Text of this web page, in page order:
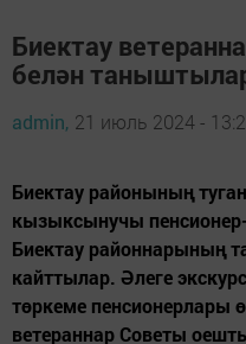
Биектау
белән
admin, 21 июль 2024 -
Биектау районының
кызыксынучы
Биектау районнарының
кайттылар. Әлеге
төркеме пенсионерлары
ветераннар Советы